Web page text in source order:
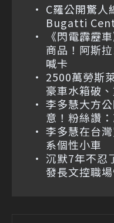
C羅公開驚人
Bugatti
《閃電霹靂
商品！阿斯
喊卡
2500萬勞斯
豪車水箱破
李多慧大方
意！粉絲讚
李多慧在台
系個性小車
沉默7年不忍
發長文控職